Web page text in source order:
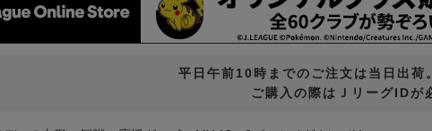
平日午前10時までのご注文は当日出荷
ご購入の際はＪリーグIDが